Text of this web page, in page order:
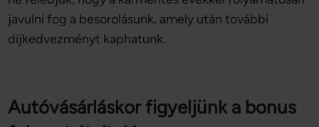
javulni fog a besorolásunk, amely után további
díjkedvezményt kaphatunk.
Autóvásárláskor figyeljünk a bonus